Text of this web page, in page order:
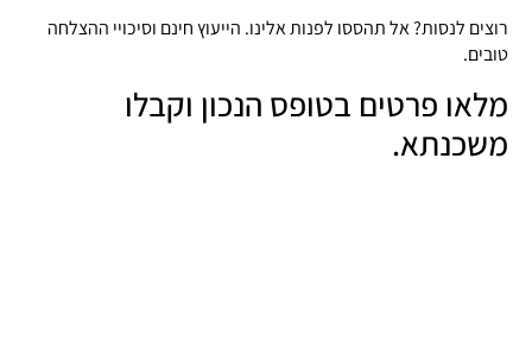
רוצים לנסות? אל תהססו לפנות אלינו. הייעוץ חינם וסיכויי ההצלחה
טובים.
מלאו פרטים בטופס הנכון וקבלו
משכנתא.